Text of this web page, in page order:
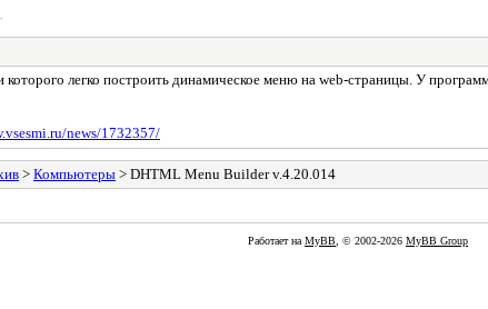
легко построить динамическое меню на web-страницы. У
news/1732357/
> Компьютеры > DHTML Menu Builder v.4.20.014
Работает на MyBB , © 2002-2026 MyBB Group